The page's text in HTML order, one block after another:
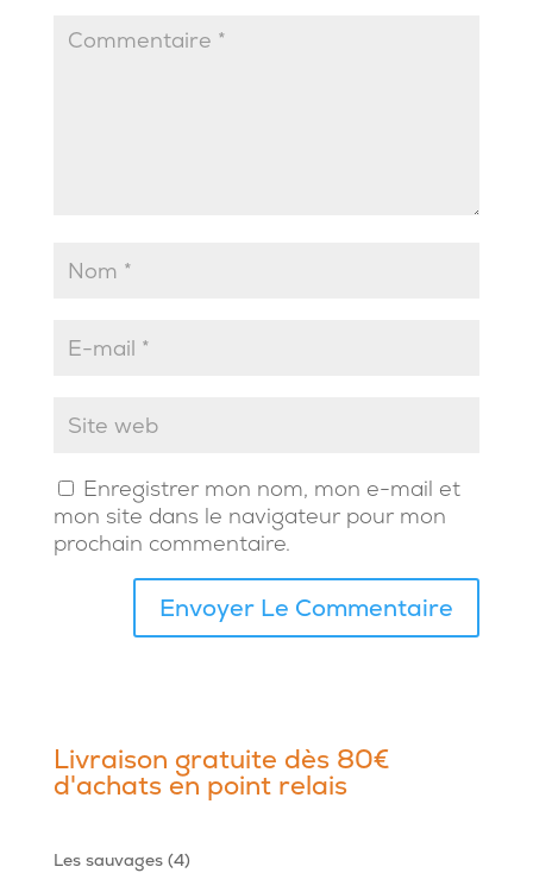
Enregistrer mon nom, mon e-mail et
mon site dans le navigateur pour mon
prochain commentaire.
Livraison gratuite dès 80€
d'achats en point relais
Les sauvages 44